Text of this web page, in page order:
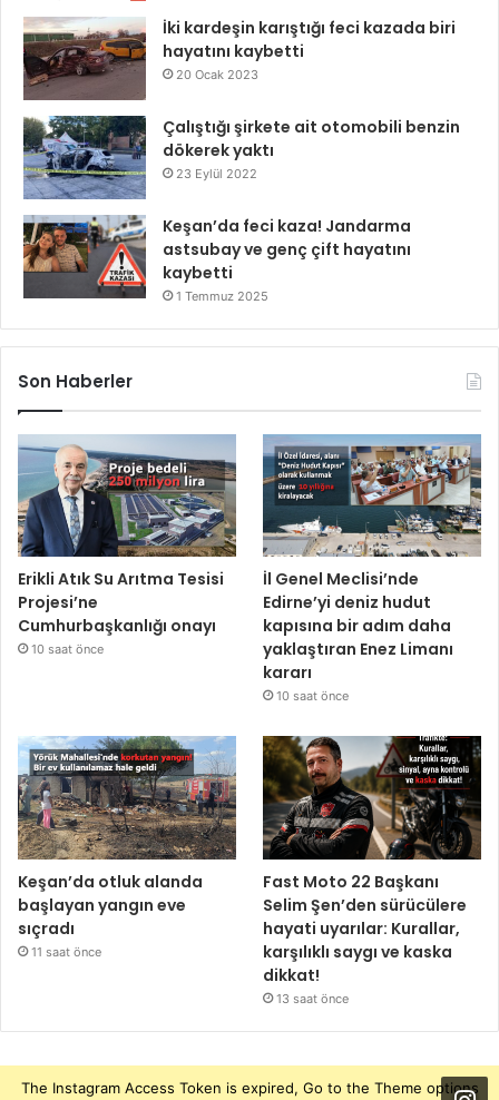
İki kardeşin karıştığı feci kazada biri
hayatını kaybetti
20 Ocak 2023
Çalıştığı şirkete ait otomobili benzin
dökerek yaktı
23 Eylül 2022
Keşan’da feci kaza! Jandarma
astsubay ve genç çift hayatını
kaybetti
1 Temmuz 2025
Son Haberler
Erikli Atık Su Arıtma Tesisi
Projesi’ne
Cumhurbaşkanlığı onayı
10 saat önce
İl Genel Meclisi’nde
Edirne’yi deniz hudut
kapısına bir adım daha
yaklaştıran Enez Limanı
kararı
10 saat önce
Keşan’da otluk alanda
başlayan yangın eve
sıçradı
11 saat önce
Fast Moto 22 Başkanı
Selim Şen’den sürücülere
hayati uyarılar: Kurallar,
karşılıklı saygı ve kaska
dikkat!
13 saat önce
The Instagram Access Token is expired, Go to the Theme options